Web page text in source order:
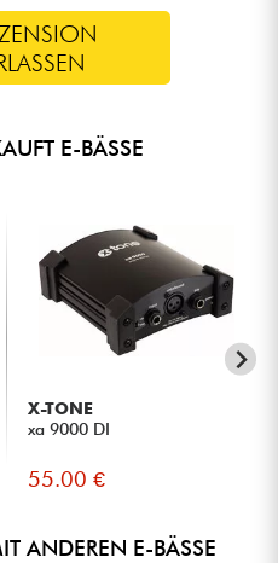
E-BÄSSE
X-TONE
xa 9000 DI
55.00 €
ANDEREN E-BÄSSE